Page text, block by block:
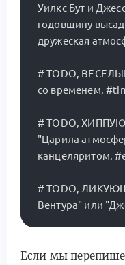
Уилкс Бут и
годовщину
дружеская
# TODO,
со временем.
# TODO,
"Царила
канцеляритом.
# TODO,
Если мы